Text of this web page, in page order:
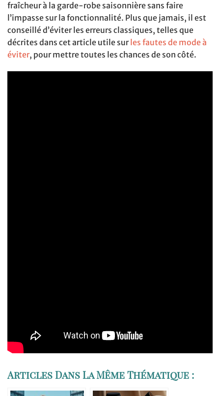
fraîcheur à la garde-robe saisonnière sans faire
l’impasse sur la fonctionnalité. Plus que jamais, il est
conseillé d’éviter les erreurs classiques, telles que
décrites dans cet article utile sur les fautes de mode à
éviter, pour mettre toutes les chances de son côté.
Articles Dans La Même Thématique :